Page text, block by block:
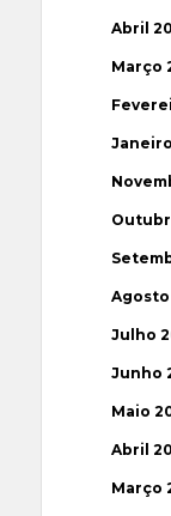
Abril
Março
Julho
Junho
Maio
Abril
Março